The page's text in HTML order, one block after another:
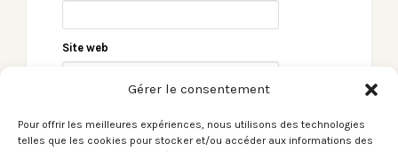
Gérer le consentement
Pour offrir les meilleures expériences, nous utilisons des technologies
telles que les cookies pour stocker et/ou accéder aux informations des
Site web